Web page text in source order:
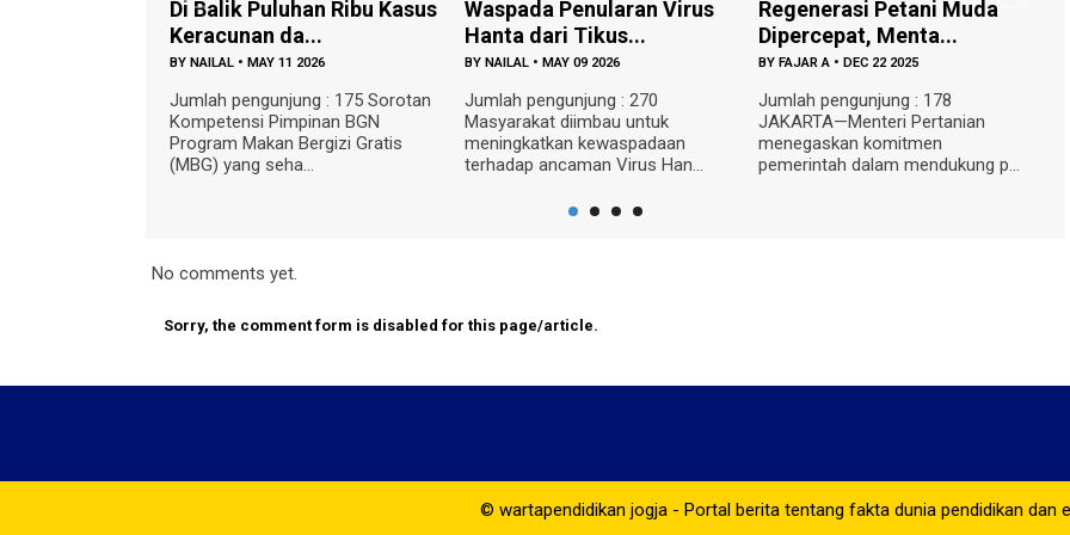
Puluhan Ribu Kasus
pengunjung : 175 Sorotan
Makan Bergizi Gratis
Waspada Penularan Virus
Hanta dari Tikus...
BYNAILAL •MAY 09 2026
Jumlah pengunjung : 270
Masyarakat diimbau untuk
meningkatkan kewaspadaan
terhadap ancaman Virus Han...
Regenerasi Petani Muda
Dipercepat, Menta...
BYFAJAR A •
Jumlah pengunjung : 178
JAKARTA—Menteri Pertanian
menegaskan komitmen
pemerintah dalam mendukung p...
Gratis untuk Pelajar!
Tambah Bus ...
BYFAJAR A •
Jumlah pengunjung : 256
—Pemerintah Kabupaten Bantul
menerima tambahan satu unit
sekolah...
No comments yet.
Sorry, the comment form is disabled for this page/article.
© wartapendidikan jogja - Portal berita tentang fakta dunia pendidikan dan